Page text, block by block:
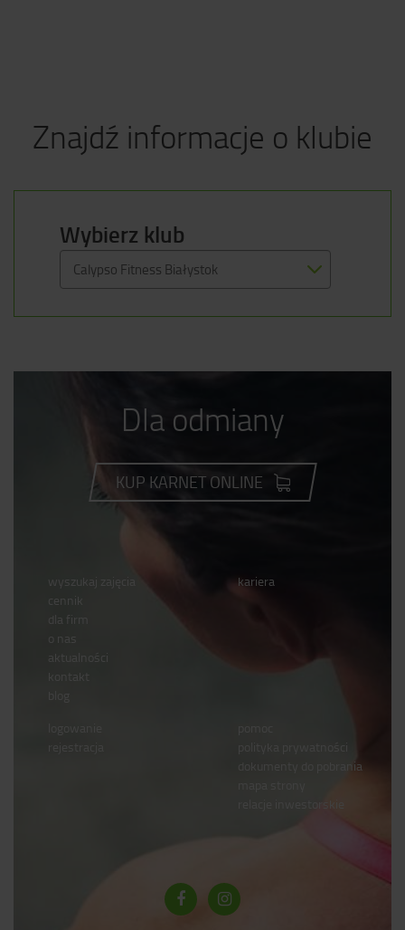
Znajdź informacje o klubie
Wybierz klub
Calypso Fitness Białystok
Dla odmiany
KUP KARNET ONLINE
wyszukaj zajęcia
cennik
dla firm
o nas
aktualności
kontakt
kariera
polityka prywatności
dokumenty do pobrania